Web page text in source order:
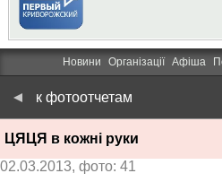
Новини Організації Афіша
к фотоотчетам
ЦЯЦЯ в кожні руки
02.03.2013, фото: 41